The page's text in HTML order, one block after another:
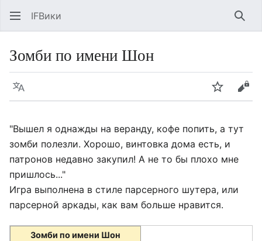
IFВики
Зомби по имени Шон
Язык Следить
"Вышел я однажды на веранду, кофе попить, а тут
зомби полезли. Хорошо, винтовка дома есть, и
патронов недавно закупил! А не то бы плохо мне
пришлось..."
Игра выполнена в стиле парсерного шутера, или
парсерной аркады, как вам больше нравится.
Зомби по имени Шон